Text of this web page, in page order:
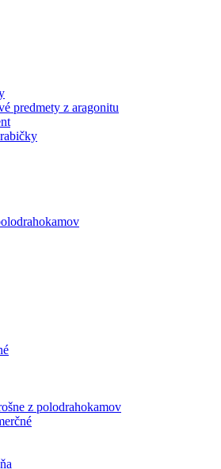
predmety z aragonitu
z polodrahokamov